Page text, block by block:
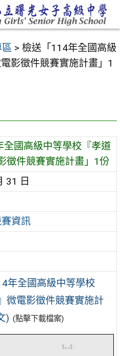
> 檢送「114年全國高級
影徵件競賽實施計畫」1
全國高級中等學校『孝道
徵件競賽實施計畫」1份
31 日
資訊
年全國高級中等學校
微電影徵件競賽實施計
) (點擊下載檔案)